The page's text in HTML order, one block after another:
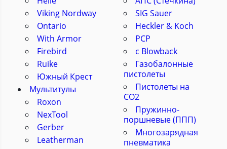
Viking Nordway
Ontario
With Armor
Firebird
Ruike
Южный Крест
Мультитулы
Roxon
NexTool
Gerber
Leatherman
SIG Sauer
Heckler & Koch
PCP
с Blowback
Газобалонные
пистолеты
Пистолеты на
CO2
Пружинно-
поршневые (ППП)
Многозарядная
пневматика